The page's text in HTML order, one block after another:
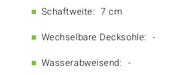
Schaftweite: 7 cm
Wechselbare Decksohle: -
Wasserabweisend: -